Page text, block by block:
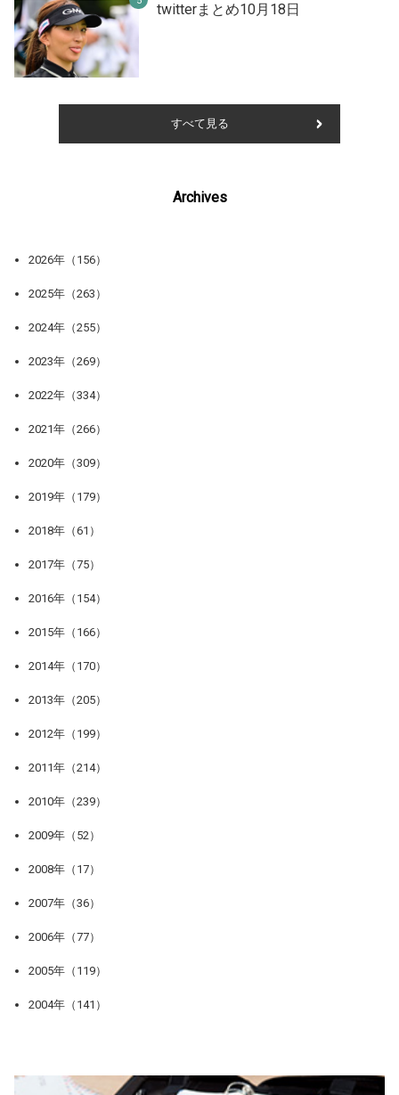
twitterまとめ10月18日
すべて見る
Archives
2026年（156）
2025年（263）
2024年（255）
2023年（269）
2022年（334）
2021年（266）
2020年（309）
2019年（179）
2018年（61）
2017年（75）
2016年（154）
2015年（166）
2014年（170）
2013年（205）
2012年（199）
2011年（214）
2010年（239）
2009年（52）
2008年（17）
2007年（36）
2006年（77）
2005年（119）
2004年（141）